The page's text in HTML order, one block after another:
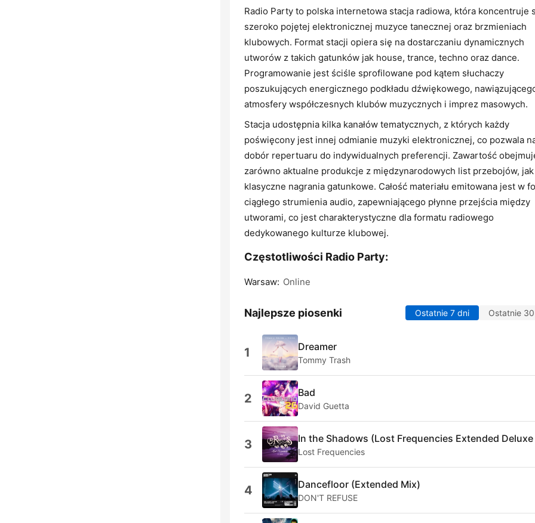
Radio Party to polska internetowa stacja radiowa, która koncentruje
szeroko pojętej elektronicznej muzyce tanecznej oraz brzmieniach
klubowych. Format stacji opiera się na dostarczaniu dynamicznych
utworów z takich gatunków jak house, trance, techno oraz dance.
Programowanie jest ściśle sprofilowane pod kątem słuchaczy
poszukujących energicznego podkładu dźwiękowego,
atmosfery współczesnych klubów muzycznych i imprez masowych.
Stacja udostępnia kilka kanałów tematycznych, z których każdy
poświęcony jest innej odmianie muzyki elektronicznej, co pozwala
dobór repertuaru do indywidualnych preferencji. Zawartość
zarówno aktualne produkcje z międzynarodowych list przebojów,
klasyczne nagrania gatunkowe. Całość materiału emitowana jest w
ciągłego strumienia audio, zapewniającego płynne przejścia między
utworami, co jest charakterystyczne dla formatu radiowego
dedykowanego kulturze klubowej.
Częstotliwości Radio Party:
Warsaw: Online
Najlepsze piosenki Ostatnie 7 dni Ostatnie
1 Dreamer
Tommy Trash
2 Bad
David Guetta
3 In the Shadows (Lost Frequencies Extended
Lost Frequencies
4 Dancefloor (Extended Mix)
DON'T REFUSE